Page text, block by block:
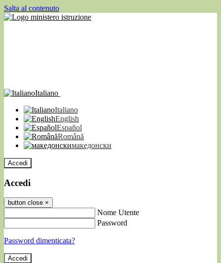
Salta al contenuto
Italiano
Italiano
English
Español
Română
македонски
Accedi
Accedi
button close ×
Nome Utente
Password
Password dimenticata?